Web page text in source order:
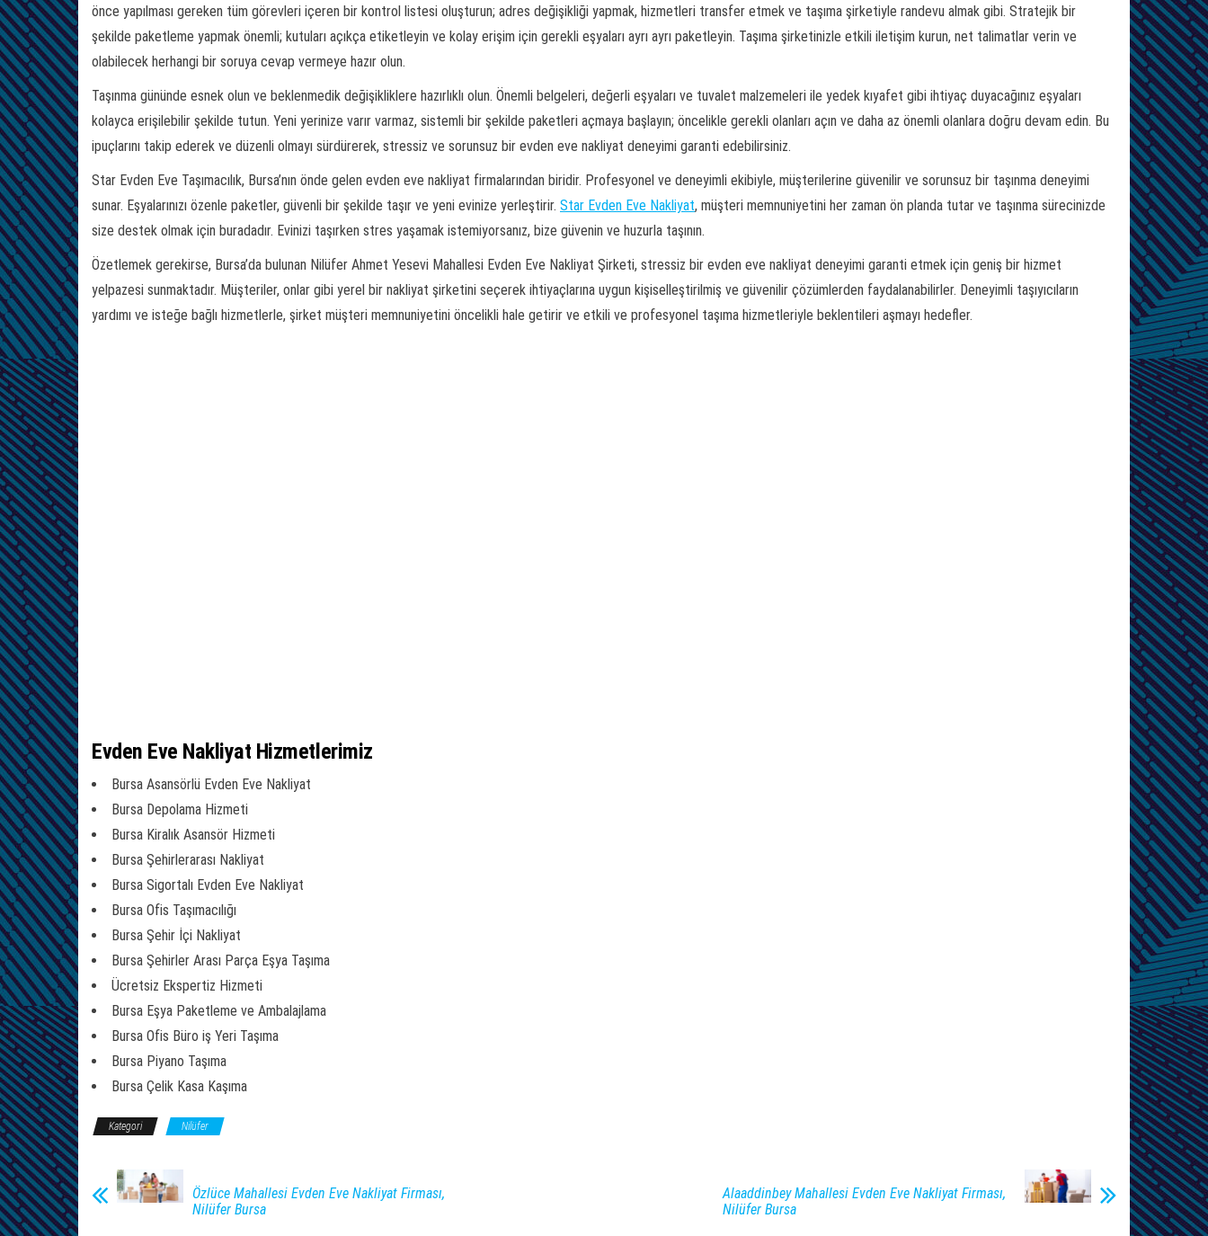
önce yapılması gereken tüm görevleri içeren bir kontrol listesi oluşturun; adres değişikliği yapmak, hizmetleri transfer etmek ve taşıma şirketiyle randevu almak gibi. Stratejik bir
şekilde paketleme yapmak önemli; kutuları açıkça etiketleyin ve kolay erişim için gerekli eşyaları ayrı ayrı paketleyin. Taşıma şirketinizle etkili iletişim kurun, net talimatlar verin ve
olabilecek herhangi bir soruya cevap vermeye hazır olun.
Taşınma gününde esnek olun ve beklenmedik değişikliklere hazırlıklı olun. Önemli belgeleri, değerli eşyaları ve tuvalet malzemeleri ile yedek kıyafet gibi ihtiyaç duyacağınız eşyaları
kolayca erişilebilir şekilde tutun. Yeni yerinize varır varmaz, sistemli bir şekilde paketleri açmaya başlayın; öncelikle gerekli olanları açın ve daha az önemli olanlara doğru devam edin. Bu
ipuçlarını takip ederek ve düzenli olmayı sürdürerek, stressiz ve sorunsuz bir evden eve nakliyat deneyimi garanti edebilirsiniz.
Star Evden Eve Taşımacılık, Bursa’nın önde gelen evden eve nakliyat firmalarından biridir. Profesyonel ve deneyimli ekibiyle, müşterilerine güvenilir ve sorunsuz bir taşınma deneyimi
sunar. Eşyalarınızı özenle paketler, güvenli bir şekilde taşır ve yeni evinize yerleştirir. Star Evden Eve Nakliyat, müşteri memnuniyetini her zaman ön planda tutar ve taşınma sürecinizde
size destek olmak için buradadır. Evinizi taşırken stres yaşamak istemiyorsanız, bize güvenin ve huzurla taşının.
Özetlemek gerekirse, Bursa’da bulunan Nilüfer Ahmet Yesevi Mahallesi Evden Eve Nakliyat Şirketi, stressiz bir evden eve nakliyat deneyimi garanti etmek için geniş bir hizmet
yelpazesi sunmaktadır. Müşteriler, onlar gibi yerel bir nakliyat şirketini seçerek ihtiyaçlarına uygun kişiselleştirilmiş ve güvenilir çözümlerden faydalanabilirler. Deneyimli taşıyıcıların
yardımı ve isteğe bağlı hizmetlerle, şirket müşteri memnuniyetini öncelikli hale getirir ve etkili ve profesyonel taşıma hizmetleriyle beklentileri aşmayı hedefler.
Evden Eve Nakliyat Hizmetlerimiz
Bursa Asansörlü Evden Eve Nakliyat
Bursa Depolama Hizmeti
Bursa Kiralık Asansör Hizmeti
Bursa Şehirlerarası Nakliyat
Bursa Sigortalı Evden Eve Nakliyat
Bursa Ofis Taşımacılığı
Bursa Şehir İçi Nakliyat
Bursa Şehirler Arası Parça Eşya Taşıma
Ücretsiz Ekspertiz Hizmeti
Bursa Eşya Paketleme ve Ambalajlama
Bursa Ofis Büro iş Yeri Taşıma
Bursa Piyano Taşıma
Bursa Çelik Kasa Kaşıma
Kategori Nilüfer
Özlüce Mahallesi Evden Eve Nakliyat Firması,
Nilüfer Bursa
Alaaddinbey Mahallesi Evden Eve Nakliyat Firması,
Nilüfer Bursa